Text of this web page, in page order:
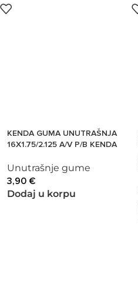
KENDA GUMA UNUTRAŠNJA
16X1.75/2.125 A/V P/B KENDA
Unutrašnje gume
3,90 €
Dodaj u korpu